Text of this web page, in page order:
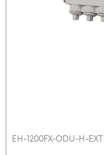
EH-1200FX-ODU-H-EXT